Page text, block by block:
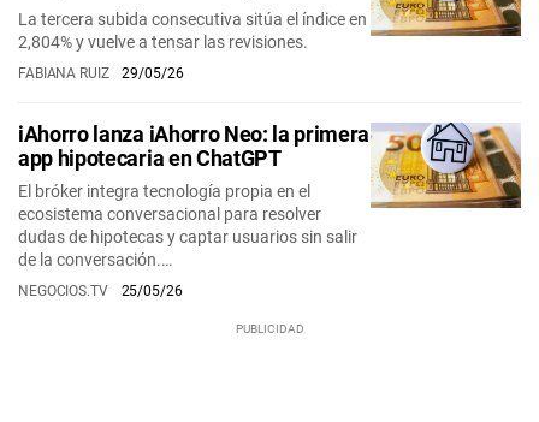
La tercera subida consecutiva sitúa el índice en
2,804% y vuelve a tensar las revisiones.
FABIANA RUIZ 29/05/26
iAhorro lanza iAhorro Neo: la primera
app hipotecaria en ChatGPT
El bróker integra tecnología propia en el
ecosistema conversacional para resolver
dudas de hipotecas y captar usuarios sin salir
de la conversación.…
NEGOCIOS.TV 25/05/26